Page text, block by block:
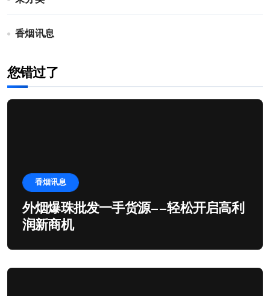
香烟讯息
您错过了
香烟讯息
外烟爆珠批发一手货源——轻松开启高利
润新商机